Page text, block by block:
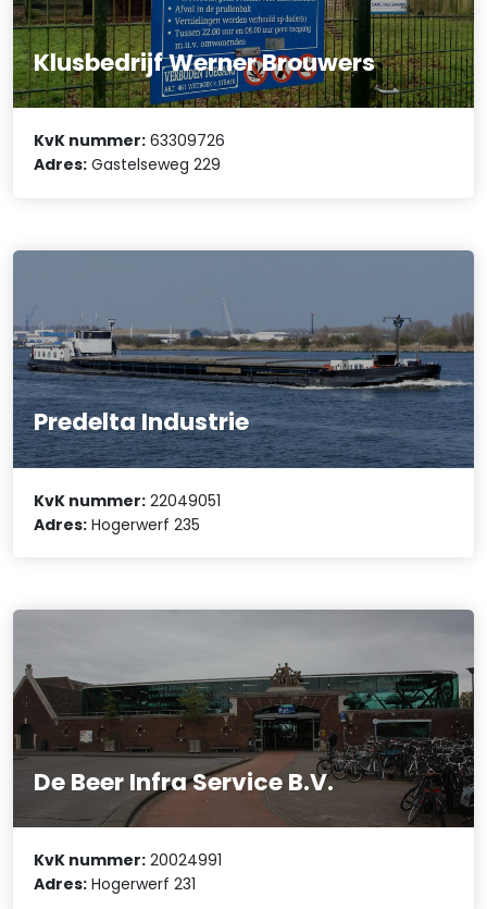
Klusbedrijf Werner Brouwers
KvK nummer: 63309726
Adres: Gastelseweg 229
Predelta Industrie
KvK nummer: 22049051
Adres: Hogerwerf 235
De Beer Infra Service B.V.
KvK nummer: 20024991
Adres: Hogerwerf 231